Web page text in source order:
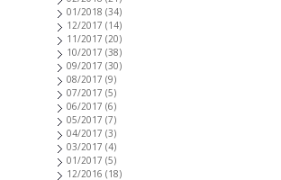
01/2018 (34)
12/2017 (14)
11/2017 (20)
10/2017 (38)
09/2017 (30)
08/2017 (9)
07/2017 (5)
06/2017 (6)
05/2017 (7)
04/2017 (3)
03/2017 (4)
01/2017 (5)
12/2016 (18)